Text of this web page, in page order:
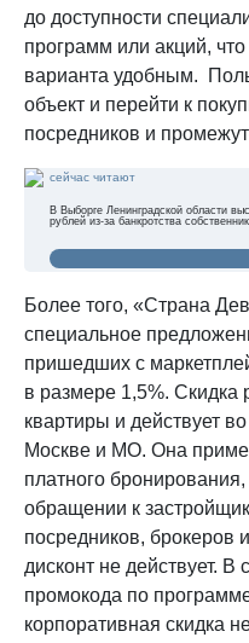
до доступности
программ или акций,
варианта удобным.
объект и перейти к
посредников и
сейчас читают
В Выборге Ленинградской области
рублей из-за банкротства
Более того, «Страна
специальное
пришедших с
в размере 1,5%. Скидка
квартиры и действует
Москве и МО. Она
платного
обращении к
посредников, брокеров
дисконт не действует. В
промокода по
корпоративная скидка